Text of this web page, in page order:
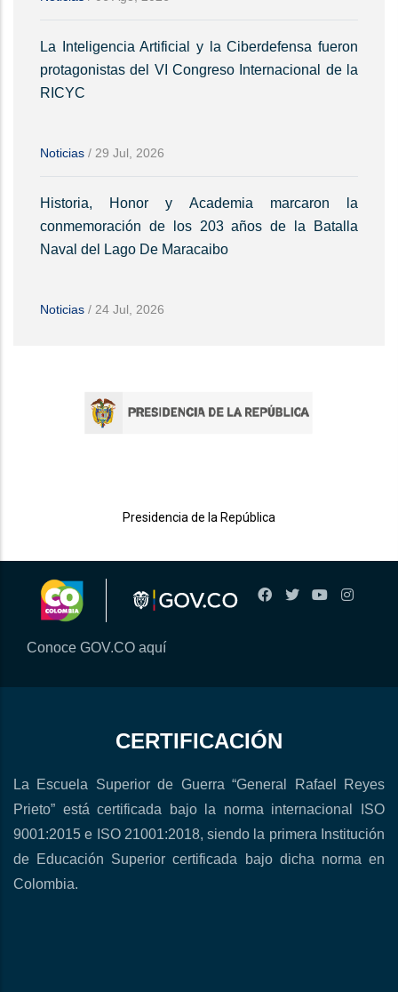
La Inteligencia Artificial y la Ciberdefensa fueron
protagonistas del VI Congreso Internacional de la
RICYC
Noticias / 29 Jul, 2026
Historia, Honor y Academia marcaron la
conmemoración de los 203 años de la Batalla
Naval del Lago De Maracaibo
Noticias / 24 Jul, 2026
Presidencia de la República
Conoce GOV.CO aquí
CERTIFICACIÓN
La Escuela Superior de Guerra “General Rafael Reyes
Prieto” está certificada bajo la norma internacional ISO
9001:2015 e ISO 21001:2018, siendo la primera Institución
de Educación Superior certificada bajo dicha norma en
Colombia.